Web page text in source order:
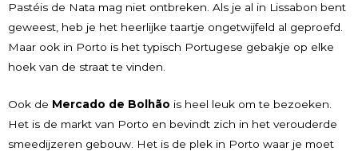
Pastéis de Nata mag niet ontbreken. Als je al in Lissabon bent
geweest, heb je het heerlijke taartje ongetwijfeld al geproefd.
Maar ook in Porto is het typisch Portugese gebakje op elke
hoek van de straat te vinden.
Ook de Mercado de Bolhão is heel leuk om te bezoeken.
Het is de markt van Porto en bevindt zich in het verouderde
smeedijzeren gebouw. Het is de plek in Porto waar je moet